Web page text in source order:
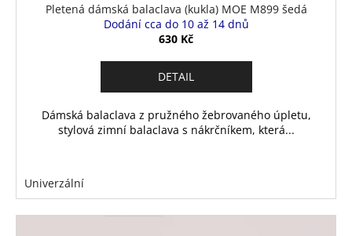
Pletená dámská balaclava (kukla) MOE M899 šedá
Dodání cca do 10 až 14 dnů
630 Kč
DETAIL
Dámská balaclava z pružného žebrovaného úpletu,
stylová zimní balaclava s nákrčníkem, která...
Univerzální